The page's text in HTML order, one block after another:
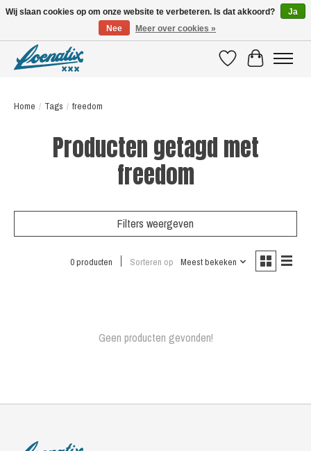
VerlanglijstWinkelwagen
Home / Tags / freedom
Producten getagd met
freedom
Filters weergeven
0 producten Sorteren op Meest bekeken
Geen producten gevonden!
Wij slaan cookies op om onze website te verbeteren. Is dat akkoord?
Ja
Nee
Meer over cookies »